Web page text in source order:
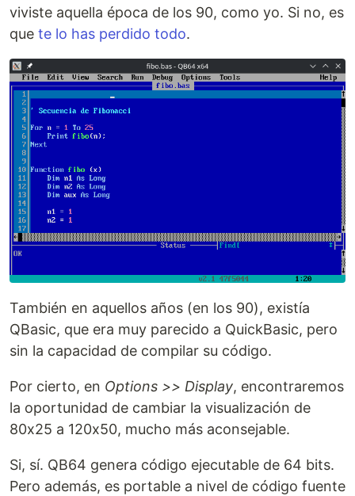
viviste aquella época de los 90, como yo. Si no, es
que te lo has perdido todo.
También en aquellos años (en los 90), existía
QBasic, que era muy parecido a QuickBasic, pero
sin la capacidad de compilar su código.
Por cierto, en Options >> Display, encontraremos
la oportunidad de cambiar la visualización de
80x25 a 120x50, mucho más aconsejable.
Si, sí. QB64 genera código ejecutable de 64 bits.
Pero además, es portable a nivel de código fuente